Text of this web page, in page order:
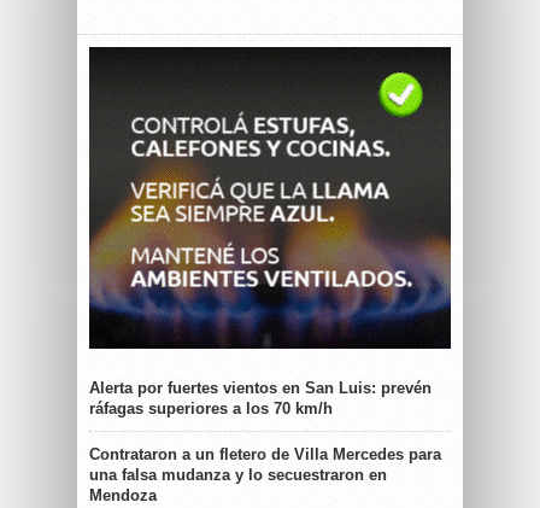
Alerta por fuertes vientos en San Luis: prevén
ráfagas superiores a los 70 km/h
Contrataron a un fletero de Villa Mercedes para
una falsa mudanza y lo secuestraron en
Mendoza